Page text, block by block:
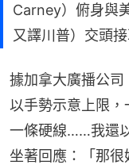
Carney）俯身與
又譯川普）交頭接
據加拿大廣播公
以手勢示意上限，
一條硬線……我還
坐著回應：「那